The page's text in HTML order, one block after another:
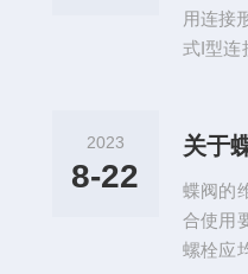
用连接
式I型连
外，阀
2023
8-22
关于
蝶阀的
合使用
螺栓应